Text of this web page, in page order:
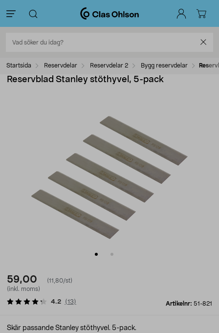
Startsida Reservdelar Reservdelar 2 Bygg reservdelar
Reservblad Stanley stöthyvel, 5-pack
59,00
(11,80/st)
(inkl. moms)
Artikelnr: 51-821
4.2 (13)
Skär passande Stanley stöthyvel. 5-pack.